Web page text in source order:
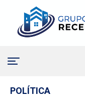
POLÍTICA